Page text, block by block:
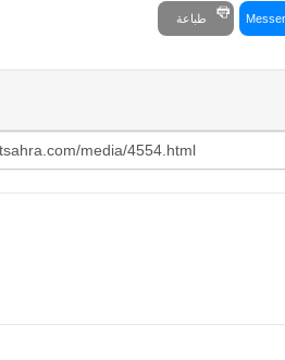
طباعة